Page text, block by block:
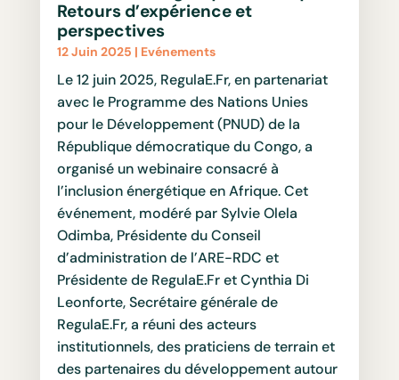
Retours d’expérience et
perspectives
12 Juin 2025 | Evénements
Le 12 juin 2025, RegulaE.Fr, en partenariat
avec le Programme des Nations Unies
pour le Développement (PNUD) de la
République démocratique du Congo, a
organisé un webinaire consacré à
l’inclusion énergétique en Afrique. Cet
événement, modéré par Sylvie Olela
Odimba, Présidente du Conseil
d’administration de l’ARE-RDC et
Présidente de RegulaE.Fr et Cynthia Di
Leonforte, Secrétaire générale de
RegulaE.Fr, a réuni des acteurs
institutionnels, des praticiens de terrain et
des partenaires du développement autour